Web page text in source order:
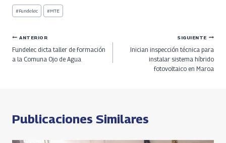
b
o
k
re
ds m
A
n
k
Etiquetas
de
entrada:
#Fundelec #MTE
Navegación
de
ANTERIOR
Fundelec dicta taller de formación
a la Comuna Ojo de Agua
SIGUIENTE
Inician inspección técnica para
instalar sistema híbrido
fotovoltaico en Maroa
Publicaciones Similares